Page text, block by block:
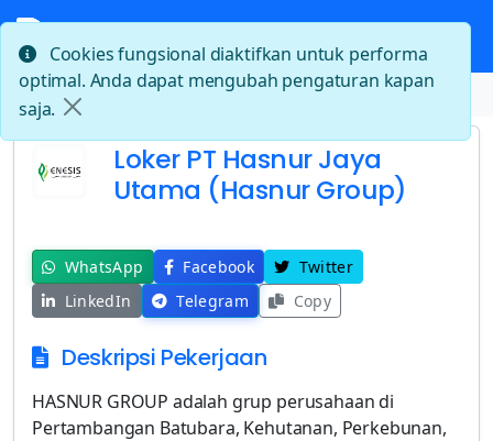
Beranda Loker PT Hasnur Jaya Utama (Hasnur Group)
Loker PT Hasnur Jaya
Utama (Hasnur Group)
WhatsApp Facebook
Twitter
LinkedIn
Telegram Copy
Deskripsi Pekerjaan
HASNUR GROUP adalah grup perusahaan di
Pertambangan Batubara, Kehutanan, Perkebunan,
Cookies fungsional diaktifkan untuk performa
optimal. Anda dapat mengubah pengaturan kapan
saja.